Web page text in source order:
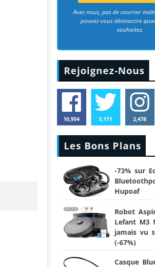
Avec nous, pas de courrier
pouvez vous désinscrire
souhaitez.
Rejoignez-Nous
10,954 5,171 2,478
Les Bons Plans
-73% sur
Hupoaf
Robot
Lefant M3
jamais vu
(-67%)
Casque